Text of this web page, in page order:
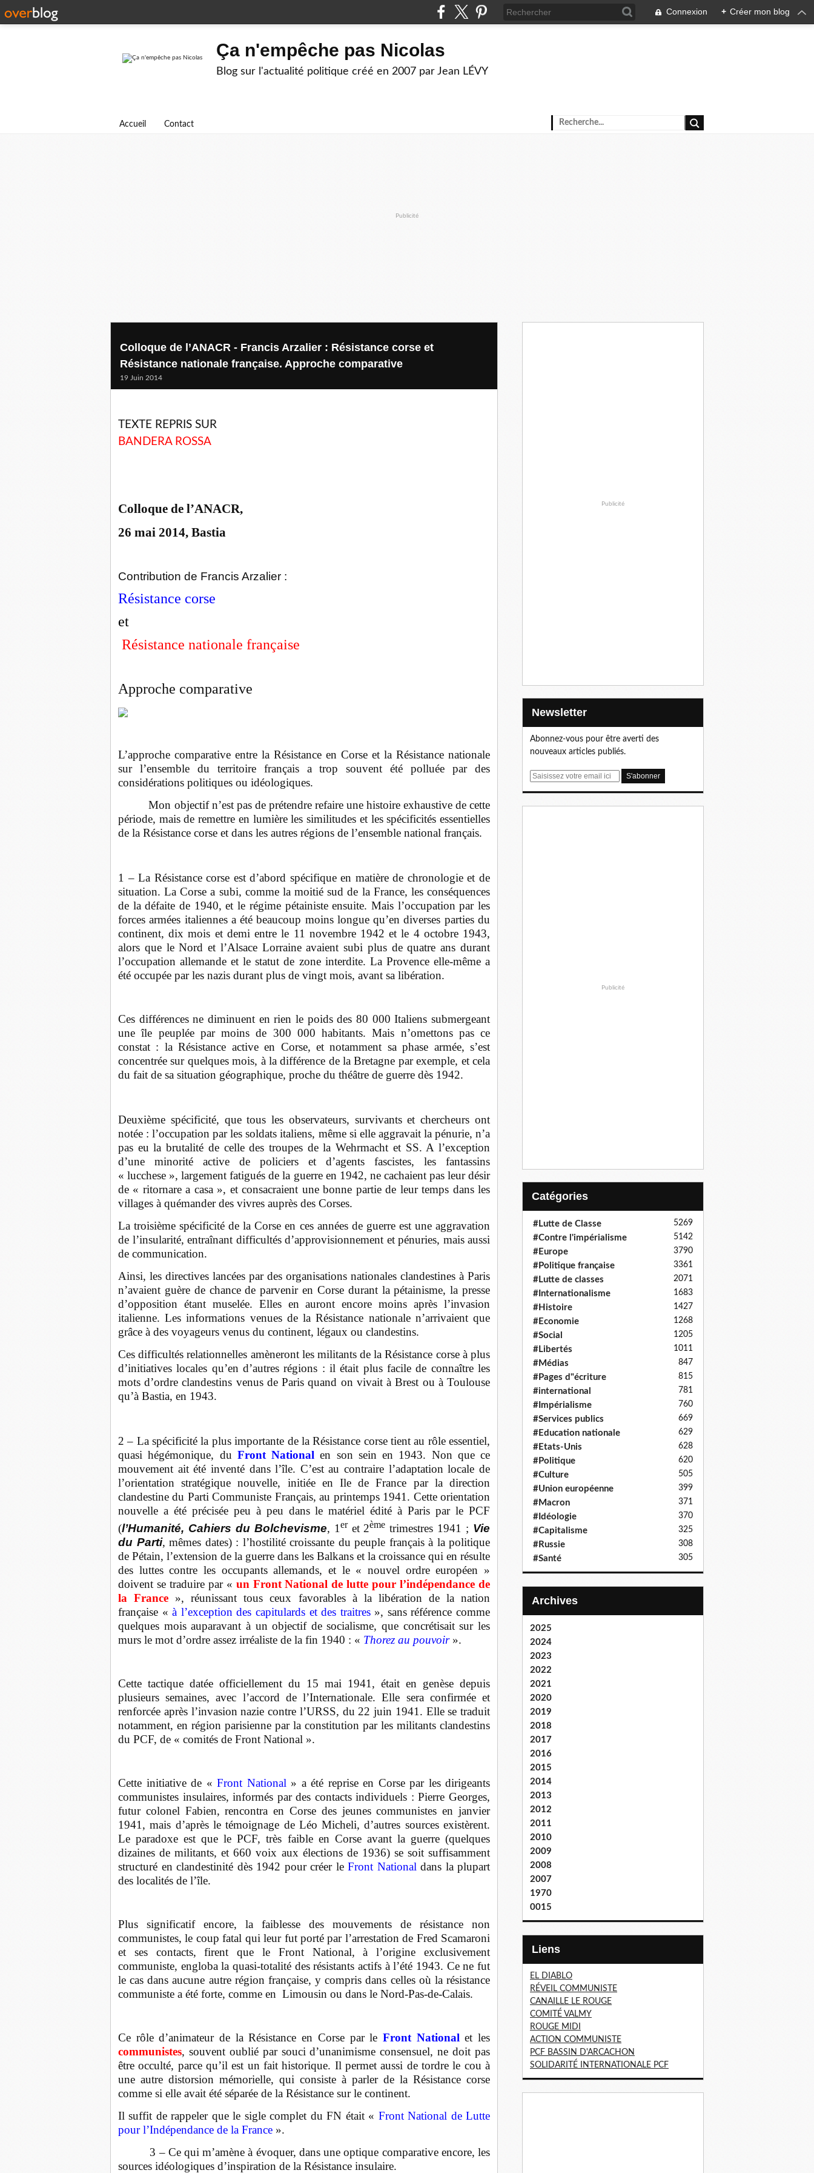
Connexion + Créer mon blog
Ça n'empêche pas Nicolas
Blog sur l'actualité politique créé en 2007 par Jean LÉVY
Accueil Contact
Publicité
Colloque de l’ANACR - Francis Arzalier : Résistance corse et
Résistance nationale française. Approche comparative
19 Juin 2014
TEXTE REPRIS SUR
BANDERA ROSSA
Colloque de l’ANACR,
26 mai 2014, Bastia
Contribution de Francis Arzalier :
Résistance corse
et
Résistance nationale française
Approche comparative
L’approche comparative entre la Résistance en Corse et la Résistance nationale
sur l’ensemble du territoire français a trop souvent été polluée par des
considérations politiques ou idéologiques.
Mon objectif n’est pas de prétendre refaire une histoire exhaustive de cette
période, mais de remettre en lumière les similitudes et les spécificités essentielles
de la Résistance corse et dans les autres régions de l’ensemble national français.
1 – La Résistance corse est d’abord spécifique en matière de chronologie et de
situation. La Corse a subi, comme la moitié sud de la France, les conséquences
de la défaite de 1940, et le régime pétainiste ensuite. Mais l’occupation par les
forces armées italiennes a été beaucoup moins longue qu’en diverses parties du
continent, dix mois et demi entre le 11 novembre 1942 et le 4 octobre 1943,
alors que le Nord et l’Alsace Lorraine avaient subi plus de quatre ans durant
l’occupation allemande et le statut de zone interdite. La Provence elle-même a
été occupée par les nazis durant plus de vingt mois, avant sa libération.
Ces différences ne diminuent en rien le poids des 80 000 Italiens submergeant
une île peuplée par moins de 300 000 habitants. Mais n’omettons pas ce
constat : la Résistance active en Corse, et notamment sa phase armée, s’est
concentrée sur quelques mois, à la différence de la Bretagne par exemple, et cela
du fait de sa situation géographique, proche du théâtre de guerre dès 1942.
Deuxième spécificité, que tous les observateurs, survivants et chercheurs ont
notée : l’occupation par les soldats italiens, même si elle aggravait la pénurie, n’a
pas eu la brutalité de celle des troupes de la Wehrmacht et SS. A l’exception
d’une minorité active de policiers et d’agents fascistes, les fantassins
« lucchese », largement fatigués de la guerre en 1942, ne cachaient pas leur désir
de « ritornare a casa », et consacraient une bonne partie de leur temps dans les
villages à quémander des vivres auprès des Corses.
La troisième spécificité de la Corse en ces années de guerre est une aggravation
de l’insularité, entraînant difficultés d’approvisionnement et pénuries, mais aussi
de communication.
Ainsi, les directives lancées par des organisations nationales clandestines à Paris
n’avaient guère de chance de parvenir en Corse durant la pétainisme, la presse
d’opposition étant muselée. Elles en auront encore moins après l’invasion
italienne. Les informations venues de la Résistance nationale n’arrivaient que
grâce à des voyageurs venus du continent, légaux ou clandestins.
Ces difficultés relationnelles amèneront les militants de la Résistance corse à plus
d’initiatives locales qu’en d’autres régions : il était plus facile de connaître les
mots d’ordre clandestins venus de Paris quand on vivait à Brest ou à Toulouse
qu’à Bastia, en 1943.
2 – La spécificité la plus importante de la Résistance corse tient au rôle essentiel,
quasi hégémonique, du Front National en son sein en 1943. Non que ce
mouvement ait été inventé dans l’île. C’est au contraire l’adaptation locale de
l’orientation stratégique nouvelle, initiée en Ile de France par la direction
clandestine du Parti Communiste Français, au printemps 1941. Cette orientation
nouvelle a été précisée peu à peu dans le matériel édité à Paris par le PCF
(l’Humanité, Cahiers du Bolchevisme, 1eret 2ème trimestres 1941 ; Vie
du Parti, mêmes dates) : l’hostilité croissante du peuple français à la politique
de Pétain, l’extension de la guerre dans les Balkans et la croissance qui en résulte
des luttes contre les occupants allemands, et le « nouvel ordre européen »
doivent se traduire par « un Front National de lutte pour l’indépendance de
la France », réunissant tous ceux favorables à la libération de la nation
française «à l’exception des capitulards et des traitres », sans référence comme
quelques mois auparavant à un objectif de socialisme, que concrétisait sur les
murs le mot d’ordre assez irréaliste de la fin 1940 : « Thorez au pouvoir».
Cette tactique datée officiellement du 15 mai 1941, était en genèse depuis
plusieurs semaines, avec l’accord de l’Internationale. Elle sera confirmée et
renforcée après l’invasion nazie contre l’URSS, du 22 juin 1941. Elle se traduit
notamment, en région parisienne par la constitution par les militants clandestins
du PCF, de « comités de Front National ».
Cette initiative de « Front National » a été reprise en Corse par les dirigeants
communistes insulaires, informés par des contacts individuels : Pierre Georges,
futur colonel Fabien, rencontra en Corse des jeunes communistes en janvier
1941, mais d’après le témoignage de Léo Micheli, d’autres sources existèrent.
Le paradoxe est que le PCF, très faible en Corse avant la guerre (quelques
dizaines de militants, et 660 voix aux élections de 1936) se soit suffisamment
structuré en clandestinité dès 1942 pour créer le Front Nationaldans la plupart
des localités de l’île.
Plus significatif encore, la faiblesse des mouvements de résistance non
communistes, le coup fatal qui leur fut porté par l’arrestation de Fred Scamaroni
et ses contacts, firent que le Front National, à l’origine exclusivement
communiste, engloba la quasi-totalité des résistants actifs à l’été 1943. Ce ne fut
le cas dans aucune autre région française, y compris dans celles où la résistance
communiste a été forte, comme en Limousin ou dans le Nord-Pas-de-Calais.
Ce rôle d’animateur de la Résistance en Corse par le Front Nationalet les
communistes, souvent oublié par souci d’unanimisme consensuel, ne doit pas
être occulté, parce qu’il est un fait historique. Il permet aussi de tordre le cou à
une autre distorsion mémorielle, qui consiste à parler de la Résistance corse
comme si elle avait été séparée de la Résistance sur le continent.
Il suffit de rappeler que le sigle complet du FN était « Front National de Lutte
pour l’Indépendance de la France ».
3 – Ce qui m’amène à évoquer, dans une optique comparative encore, les
sources idéologiques d’inspiration de la Résistance insulaire.
Publicité
Newsletter
Abonnez-vous pour être averti des
nouveaux articles publiés.
E
Publicité
Catégories
#Lutte de Classe 5269
#Contre l'impérialisme 5142
#Europe 3790
#Politique française 3361
#Lutte de classes 2071
#Internationalisme 1683
#Histoire 1427
#Economie 1268
#Social 1205
#Libertés 1011
#Médias 847
#Pages d"écriture 815
#international 781
#Impérialisme 760
#Services publics 669
#Education nationale 629
#Etats-Unis 628
#Politique 620
#Culture 505
#Union européenne 399
#Macron 371
#Idéologie 370
#Capitalisme 325
#Russie 308
#Santé 305
Archives
2025
2024
2023
2022
2021
2020
2019
2018
2017
2016
2015
2014
2013
2012
2011
2010
2009
2008
2007
1970
0015
Liens
EL DIABLO
RÉVEIL COMMUNISTE
CANAILLE LE ROUGE
COMITÉ VALMY
ROUGE MIDI
ACTION COMMUNISTE
PCF BASSIN D'ARCACHON
SOLIDARITÉ INTERNATIONALE PCF